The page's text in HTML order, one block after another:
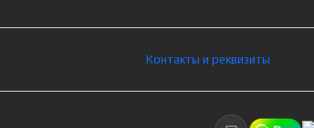
Контакты и реквизиты